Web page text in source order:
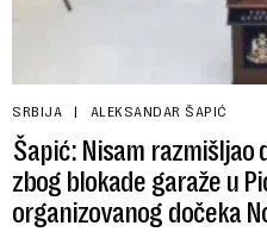
SRBIJA ALEKSANDAR ŠAPIĆ
Šapić: Nisam razmišljao
zbog blokade garaže u
organizovanog dočeka